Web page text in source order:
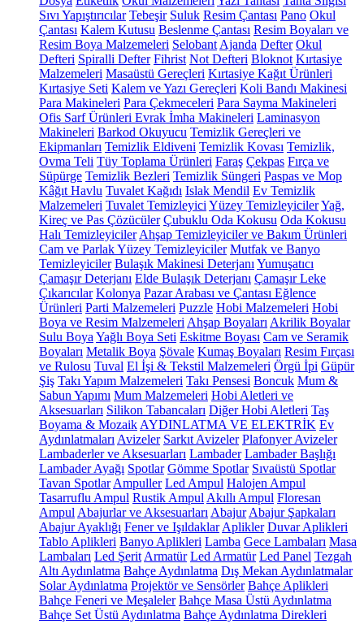
Sıvı Yapıştırıcılar Tebeşir Suluk Resim Çantası Pano Okul
Çantası Kalem Kutusu Beslenme Çantası Resim Boyaları ve
Resim Boya Malzemeleri Selobant Ajanda Defter Okul
Defteri Spiralli Defter Fihrist Not Defteri Bloknot Kırtasiye
Malzemeleri Masaüstü Gereçleri Kırtasiye Kağıt Ürünleri
Kırtasiye Seti Kalem ve Yazı Gereçleri Koli Bandı Makinesi
Para Makineleri Para Çekmeceleri Para Sayma Makineleri
Ofis Sarf Ürünleri Evrak İmha Makineleri Laminasyon
Makineleri Barkod Okuyucu Temizlik Gereçleri ve
Ekipmanları Temizlik Eldiveni Temizlik Kovası Temizlik,
Ovma Teli Tüy Toplama Ürünleri Faraş Çekpas Fırça ve
Süpürge Temizlik Bezleri Temizlik Süngeri Paspas ve Mop
Kâğıt Havlu Tuvalet Kağıdı Islak Mendil Ev Temizlik
Malzemeleri Tuvalet Temizleyici Yüzey TemizleyicilerYağ,
Kireç ve Pas Çözücüler Çubuklu Oda Kokusu Oda Kokusu
Halı Temizleyiciler Ahşap Temizleyiciler ve Bakım Ürünleri
Cam ve Parlak Yüzey Temizleyiciler Mutfak ve Banyo
Temizleyiciler Bulaşık Makinesi Deterjanı Yumuşatıcı
Çamaşır Deterjanı Elde Bulaşık Deterjanı Çamaşır Leke
Çıkarıcılar Kolonya Pazar Arabası ve Çantası Eğlence
Ürünleri Parti Malzemeleri Puzzle Hobi Malzemeleri Hobi
Boya ve Resim Malzemeleri Ahşap Boyaları Akrilik Boyalar
Sulu Boya Yağlı Boya Seti Eskitme Boyası Cam ve Seramik
Boyaları Metalik Boya Şövale Kumaş Boyaları Resim Fırçası
ve Rulosu Tuval El İşi & Tekstil Malzemeleri Örgü İpi Güpür
Şiş Takı Yapım Malzemeleri Takı Pensesi Boncuk Mum &
Sabun Yapımı Mum Malzemeleri Hobi Aletleri ve
Aksesuarları Silikon Tabancaları Diğer Hobi Aletleri Taş
Boyama & Mozaik AYDINLATMA VE ELEKTRİK Ev
Aydınlatmaları Avizeler Sarkıt Avizeler Plafonyer Avizeler
Lambaderler ve Aksesuarları Lambader Lambader Başlığı
Lambader Ayağı Spotlar Gömme Spotlar Sıvaüstü Spotlar
Tavan Spotlar Ampuller Led Ampul Halojen Ampul
Tasarruflu Ampul Rustik Ampul Akıllı Ampul Floresan
Ampul Abajurlar ve Aksesuarları Abajur Abajur Şapkaları
Abajur Ayaklığı Fener ve Işıldaklar Aplikler Duvar Aplikleri
Tablo Aplikleri Banyo Aplikleri Lamba Gece Lambaları Masa
Lambaları Led Şerit Armatür Led Armatür Led Panel Tezgah
Altı Aydınlatma Bahçe Aydınlatma Dış Mekan Aydınlatmalar
Solar Aydınlatma Projektör ve Sensörler Bahçe Aplikleri
Bahçe Feneri ve Meşaleler Bahçe Masa Üstü Aydınlatma
Bahçe Set Üstü Aydınlatma Bahçe Aydınlatma Direkleri